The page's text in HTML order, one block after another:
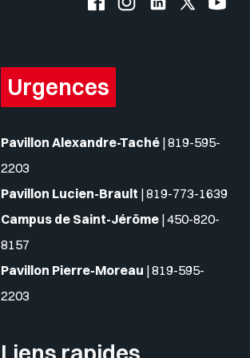
Urgences
Pavillon Alexandre-Taché |819-595-
2203
Pavillon Lucien-Brault |819-773-1639
Campus de Saint-Jérôme |450-820-
8157
Pavillon Pierre-Moreau |819-595-
2203